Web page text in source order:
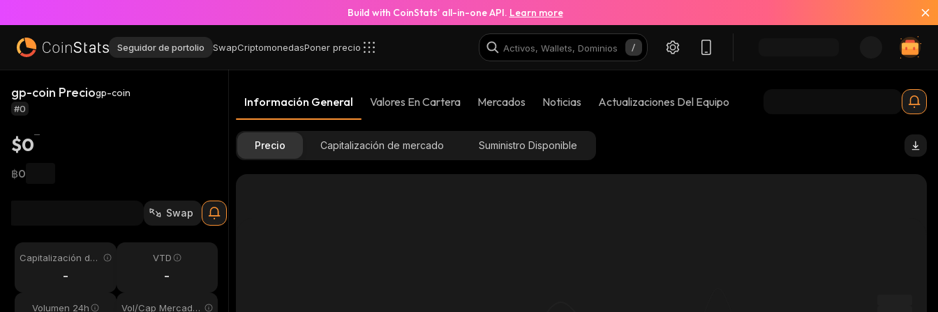
Build with CoinStats’ all-in-one API. Learn more
Seguidor de portolio SwapCriptomonedasPoner precio
gp-coin Preciogp-coin
#0
$0
฿0
Swap
Capitalización de
-
VTD
-
Volumen 24h Vol/Cap Mercado
Información General Valores En Cartera Mercados Noticias Actualizaciones Del Equipo
Precio Capitalización de mercado Suministro Disponible